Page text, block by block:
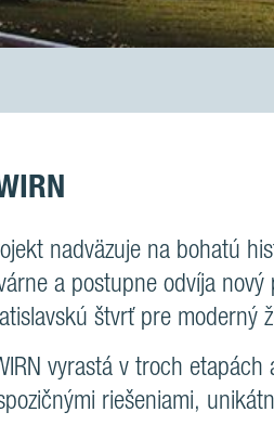
nadväzuje na bohatú
a postupne odvíja
štvrť pre moderný
vyrastá v troch
riešeniami,